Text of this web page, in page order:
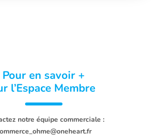
Pour en savoir +
l’Espace Membre
notre équipe commerciale :